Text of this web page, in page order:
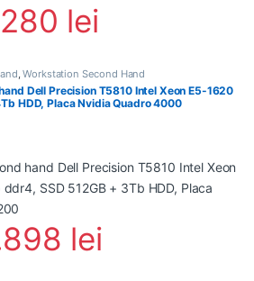
lei
,Workstation Second Hand
Dell Precision T5810 Intel Xeon E5-1620
HDD, Placa Nvidia Quadro 4000
lei